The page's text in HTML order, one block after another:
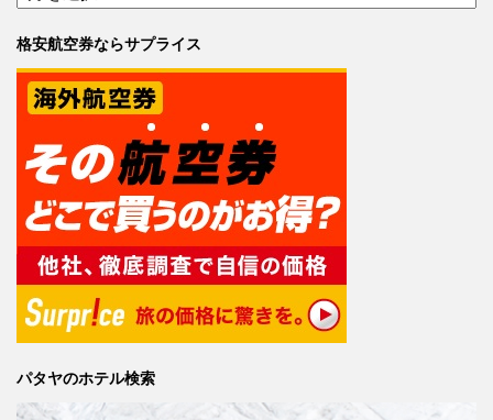
格安航空券ならサプライス
パタヤのホテル検索